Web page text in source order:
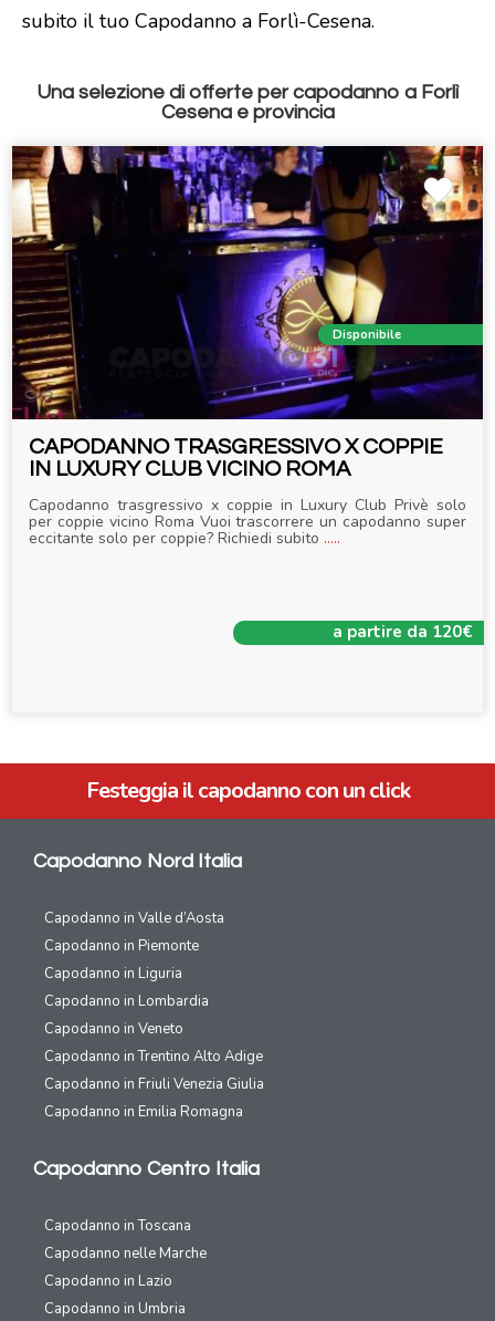
subito il tuo Capodanno a Forlì-Cesena.
Una selezione di offerte per capodanno a Forlì
Cesena e provincia
Disponibile
CAPODANNO TRASGRESSIVO X COPPIE
IN LUXURY CLUB VICINO ROMA
Capodanno trasgressivo x coppie in Luxury Club Privè solo
per coppie vicino Roma Vuoi trascorrere un capodanno super
eccitante solo per coppie? Richiedi subito .....
a partire da 120€
Festeggia il capodanno con un click
Capodanno Nord Italia
Capodanno in Valle d’Aosta
Capodanno in Piemonte
Capodanno in Liguria
Capodanno in Lombardia
Capodanno in Veneto
Capodanno in Trentino Alto Adige
Capodanno in Friuli Venezia Giulia
Capodanno in Emilia Romagna
Capodanno Centro Italia
Capodanno in Toscana
Capodanno nelle Marche
Capodanno in Lazio
Capodanno in Umbria